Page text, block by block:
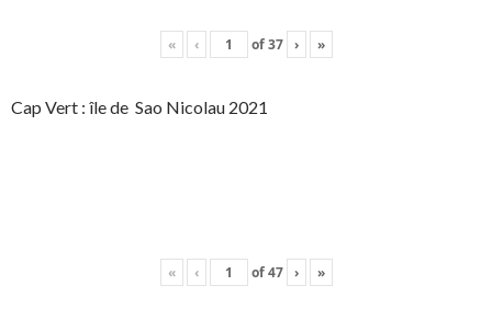
« ‹ of37 › »
Cap Vert : île de Sao Nicolau 2021
« ‹ of47 › »